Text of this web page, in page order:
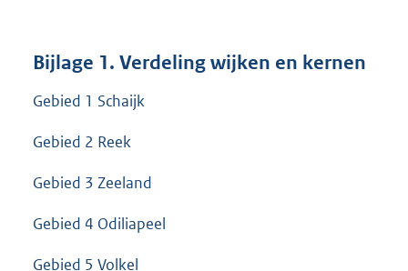
Bijlage 1. Verdeling wijken en kernen
Gebied 1 Schaijk
Gebied 2 Reek
Gebied 3 Zeeland
Gebied 4 Odiliapeel
Gebied 5 Volkel